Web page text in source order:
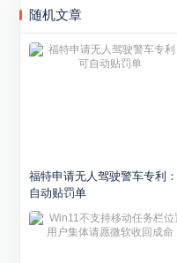
随机文章
福特申请无人驾驶警车专利
自动贴罚单